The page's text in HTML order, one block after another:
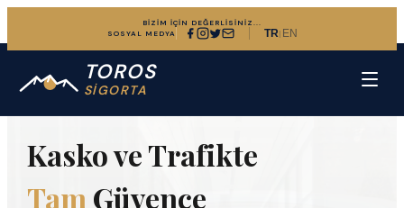
BİZİM İÇİN DEĞERLİSİNİZ...
SOSYAL MEDYA
TR| EN
TOROS
SİGORTA
ARAÇ SIGORTASINDA UZMAN DENEYIM
Kasko ve Trafikte
Tam Güvence